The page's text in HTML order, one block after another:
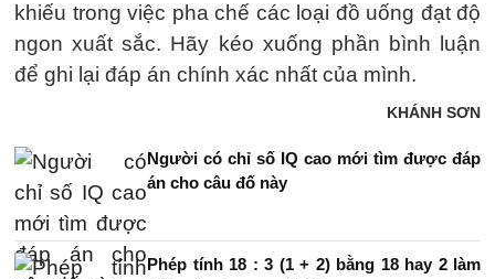
khiếu trong việc pha chế các loại đồ uống đạt độ
ngon xuất sắc. Hãy kéo xuống phần bình luận
để ghi lại đáp án chính xác nhất của mình.
KHÁNH SƠN
Người có chỉ số IQ cao mới tìm được đáp
án cho câu đố này
Phép tính 18 : 3 (1 + 2) bằng 18 hay 2 làm